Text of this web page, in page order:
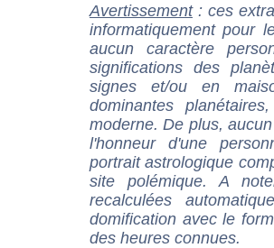
Avertissement: ces
informatiquement pour
aucun caractère
significations des
signes et/ou en
dominantes
moderne. De plus,
l'honneur d'une
portrait astrologique
site polémique. A
recalculées
domification avec le
des heures connues.